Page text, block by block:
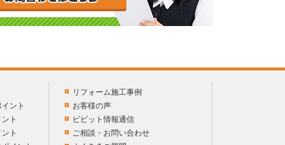
ント
ト
ト
リフォーム施工事例
お客様の声
ビビット情報通信
ご相談・お問い合わせ